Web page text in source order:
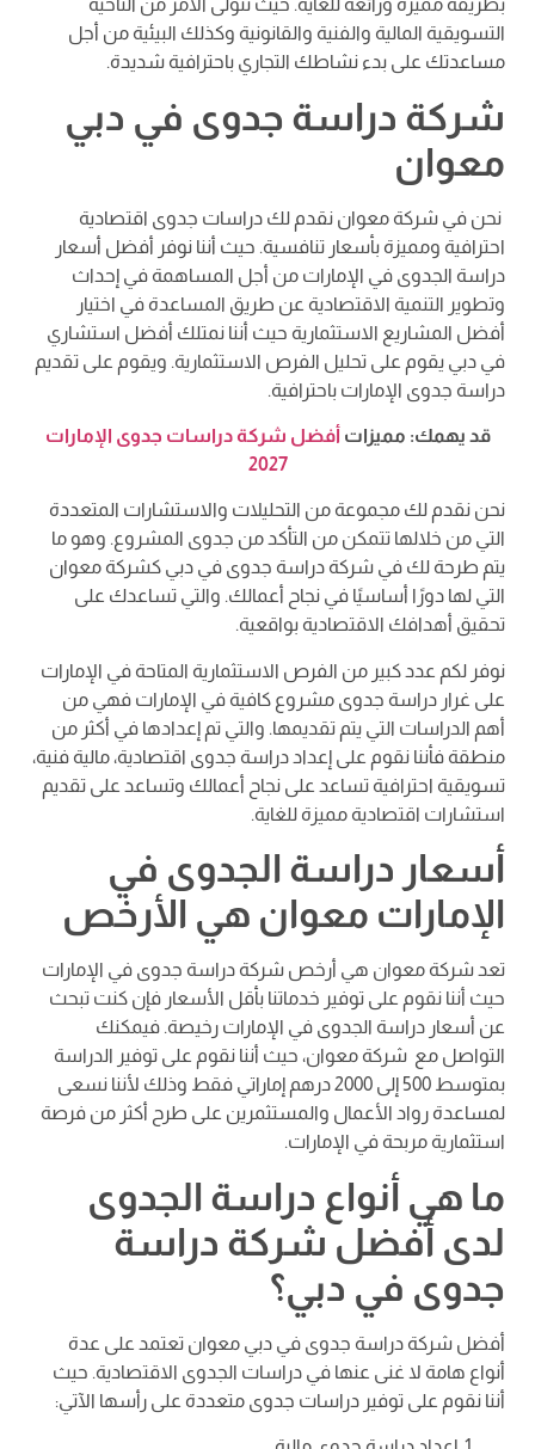
بطريقة مميزة ورائعة للغاية. حيث نتولى الأمر من الناحية
التسويقية المالية والفنية والقانونية وكذلك البيئية من أجل
مساعدتك على بدء نشاطك التجاري باحترافية شديدة.
شركة دراسة جدوى في دبي
معوان
نحن في شركة معوان نقدم لك دراسات جدوى اقتصادية
احترافية ومميزة بأسعار تنافسية. حيث أننا نوفر أفضل أسعار
دراسة الجدوى في الإمارات من أجل المساهمة في إحداث
وتطوير التنمية الاقتصادية عن طريق المساعدة في اختيار
أفضل المشاريع الاستثمارية حيث أننا نمتلك أفضل استشاري
في دبي يقوم على تحليل الفرص الاستثمارية. ويقوم على تقديم
دراسة جدوى الإمارات باحترافية.
قد يهمك: مميزات أفضل شركة دراسات جدوى الإمارات
2027
نحن نقدم لك مجموعة من التحليلات والاستشارات المتعددة
التي من خلالها تتمكن من التأكد من جدوى المشروع. وهو ما
يتم طرحة لك في شركة دراسة جدوى في دبي كشركة معوان
التي لها دورًا أساسيًا في نجاح أعمالك. والتي تساعدك على
تحقيق أهدافك الاقتصادية بواقعية.
نوفر لكم عدد كبير من الفرص الاستثمارية المتاحة في الإمارات
على غرار دراسة جدوى مشروع كافية في الإمارات فهي من
أهم الدراسات التي يتم تقديمها. والتي تم إعدادها في أكثر من
منطقة فأننا نقوم على إعداد دراسة جدوى اقتصادية، مالية فنية،
تسويقية احترافية تساعد على نجاح أعمالك وتساعد على تقديم
استشارات اقتصادية مميزة للغاية.
أسعار دراسة الجدوى في
الإمارات معوان هي الأرخص
تعد شركة معوان هي أرخص شركة دراسة جدوى في الإمارات
حيث أننا نقوم على توفير خدماتنا بأقل الأسعار فإن كنت تبحث
عن أسعار دراسة الجدوى في الإمارات رخيصة. فيمكنك
التواصل مع شركة معوان، حيث أننا نقوم على توفير الدراسة
بمتوسط 500 إلى 2000 درهم إماراتي فقط وذلك لأننا نسعى
لمساعدة رواد الأعمال والمستثمرين على طرح أكثر من فرصة
استثمارية مربحة في الإمارات.
ما هي أنواع دراسة الجدوى
لدى أفضل شركة دراسة
جدوى في دبي؟
أفضل شركة دراسة جدوى في دبي معوان تعتمد على عدة
أنواع هامة لا غنى عنها في دراسات الجدوى الاقتصادية. حيث
أننا نقوم على توفير دراسات جدوى متعددة على رأسها الآتي: